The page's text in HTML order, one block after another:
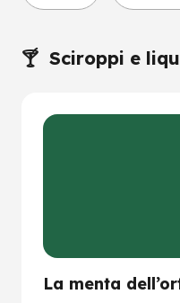
🍸 Sciroppi e
La menta